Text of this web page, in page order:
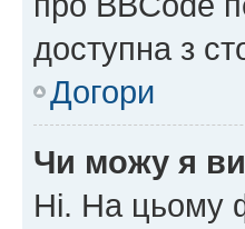
доступна з
Догори
Чи можу я
Ні. На цьому